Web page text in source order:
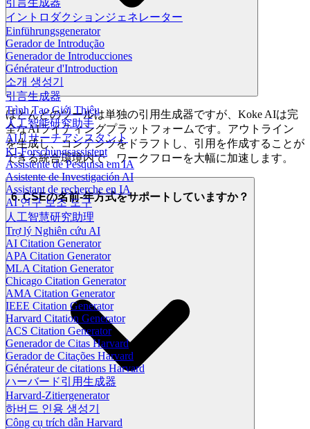
引言生成器
イントロダクションジェネレーター
Einführungsgenerator
Gerador de Introdução
Generador de Introducciones
Générateur d'Introduction
소개 생성기
引言生成器
Trình Tạo Giới Thiệu
人工智能研究助手
AIリサーチアシスタント
KI-Forschungsassistent
Assistente de Pesquisa em IA
Asistente de Investigación AI
Assistant de recherche en IA
AI 연구 보조 도구
人工智慧研究助理
Trợ lý Nghiên cứu AI
AI Citation Generator
APA Citation Generator
MLA Citation Generator
Chicago Citation Generator
AMA Citation Generator
IEEE Citation Generator
Harvard Citation Generator
ACS Citation Generator
Generador de Citas Harvard
Gerador de Citações Harvard
Générateur de citations Harvard
ハーバード引用生成器
Harvard-Zitiergenerator
하버드 인용 생성기
Công cụ trích dẫn Harvard
ほとんどのツールは単独の引用生成器ですが、Koke AIは完
全なAIライティングプラットフォームです。アウトライン
を生成し、コンテンツをドラフトし、引用を作成することが
できる統合環境内で、ワークフローを大幅に加速します。
6. CSEの名前-年方式をサポートしていますか？